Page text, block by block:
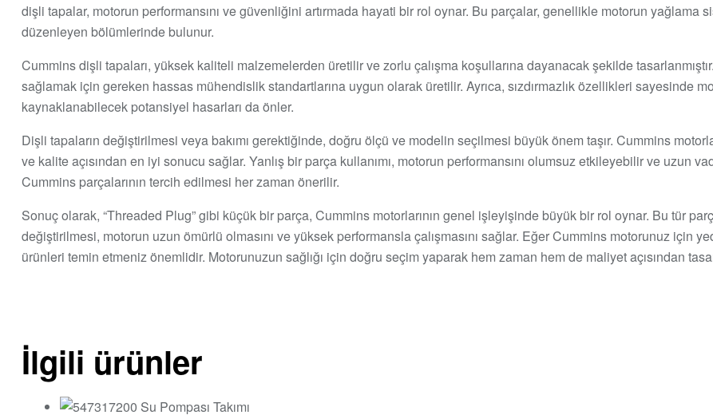
dişli tapalar, motorun performansını ve güvenliğini artırmada hayati bir rol oynar. Bu parçalar, genellikle motorun yağlama
düzenleyen bölümlerinde bulunur.
Cummins dişli tapaları, yüksek kaliteli malzemelerden üretilir ve zorlu çalışma koşullarına dayanacak şekilde
sağlamak için gereken hassas mühendislik standartlarına uygun olarak üretilir. Ayrıca, sızdırmazlık özellikleri sayesinde
kaynaklanabilecek potansiyel hasarları da önler.
Dişli tapaların değiştirilmesi veya bakımı gerektiğinde, doğru ölçü ve modelin seçilmesi büyük önem taşır. Cummins
ve kalite açısından en iyi sonucu sağlar. Yanlış bir parça kullanımı, motorun performansını olumsuz etkileyebilir ve uzun
Cummins parçalarının tercih edilmesi her zaman önerilir.
Sonuç olarak, “Threaded Plug” gibi küçük bir parça, Cummins motorlarının genel işleyişinde büyük bir rol oynar. Bu tür
değiştirilmesi, motorun uzun ömürlü olmasını ve yüksek performansla çalışmasını sağlar. Eğer Cummins motorunuz için
ürünleri temin etmeniz önemlidir. Motorunuzun sağlığı için doğru seçim yaparak hem zaman hem de maliyet açısından
İlgili ürünler